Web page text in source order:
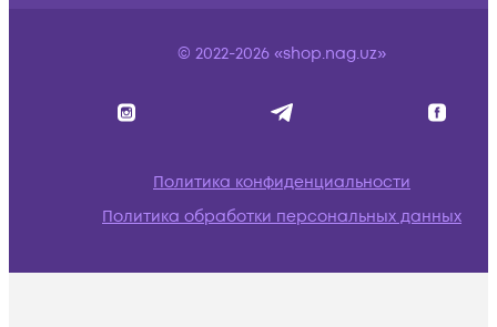
© 2022-2026 «shop.nag.uz»
Политика конфиденциальности
Политика обработки персональных данных